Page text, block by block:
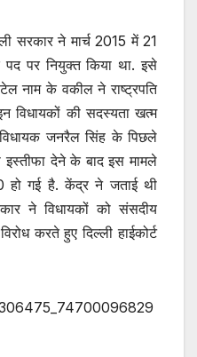
सरकार ने मार्च 2015 में 21
पर नियुक्त किया था. इसे
नाम के वकील ने राष्ट्रपति
विधायकों की सदस्यता खत्म
जनरैल सिंह के पिछले
देने के बाद इस मामले
हो गई है. केंद्र ने जताई थी
ने विधायकों को संसदीय
करते हुए दिल्ली हाईकोर्ट